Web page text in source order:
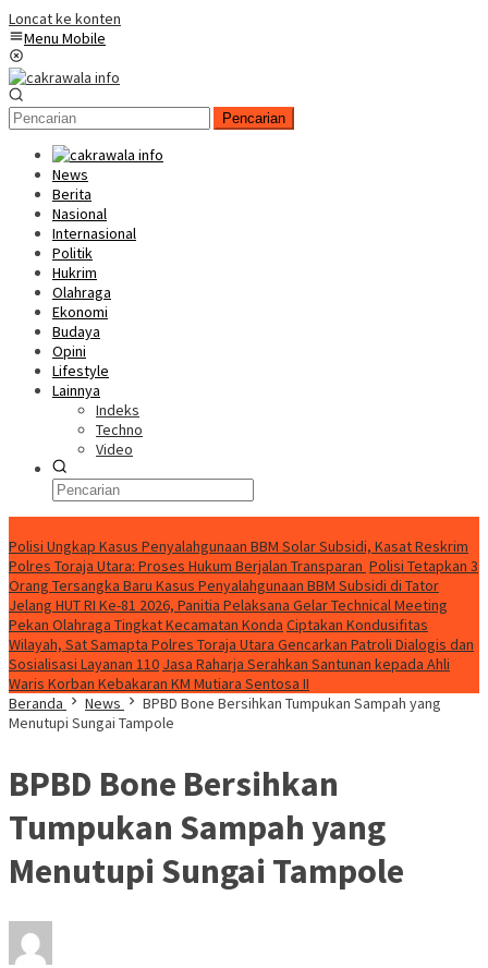
Loncat ke konten
Menu Mobile
Pencarian
News
Berita
Nasional
Internasional
Politik
Hukrim
Olahraga
Ekonomi
Budaya
Opini
Lifestyle
Lainnya
Indeks
Techno
Video
Polisi Ungkap Kasus Penyalahgunaan BBM Solar Subsidi, Kasat Reskrim
Polres Toraja Utara: Proses Hukum Berjalan Transparan Polisi Tetapkan 3
Orang Tersangka Baru Kasus Penyalahgunaan BBM Subsidi di Tator
Jelang HUT RI Ke-81 2026, Panitia Pelaksana Gelar Technical Meeting
Pekan Olahraga Tingkat Kecamatan Konda Ciptakan Kondusifitas
Wilayah, Sat Samapta Polres Toraja Utara Gencarkan Patroli Dialogis dan
Sosialisasi Layanan 110 Jasa Raharja Serahkan Santunan kepada Ahli
Waris Korban Kebakaran KM Mutiara Sentosa II
Beranda
News
BPBD Bone Bersihkan Tumpukan Sampah yang
Menutupi Sungai Tampole
BPBD Bone Bersihkan
Tumpukan Sampah yang
Menutupi Sungai Tampole